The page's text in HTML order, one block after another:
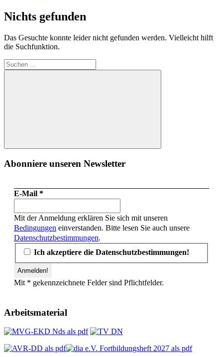
Nichts gefunden
Das Gesuchte konnte leider nicht gefunden werden. Vielleicht hilft
die Suchfunktion.
Suchen
nach:
Suchen
Abonniere unseren Newsletter
E-Mail *
Mit der Anmeldung erklären Sie sich mit unseren
Bedingungen einverstanden. Bitte lesen Sie auch unsere
Datenschutzbestimmungen.
Ich akzeptiere die Datenschutzbestimmungen!
Mit * gekennzeichnete Felder sind Pflichtfelder.
Arbeitsmaterial